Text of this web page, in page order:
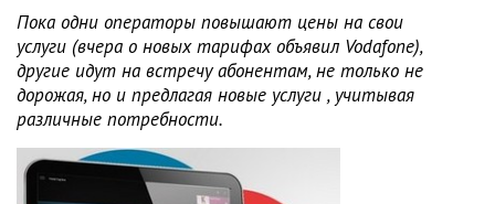
Пока одни операторы повышают цены на свои
услуги (вчера о новых тарифах объявил Vodafone),
другие идут на встречу абонентам, не только не
дорожая, но и предлагая новые услуги , учитывая
различные потребности.